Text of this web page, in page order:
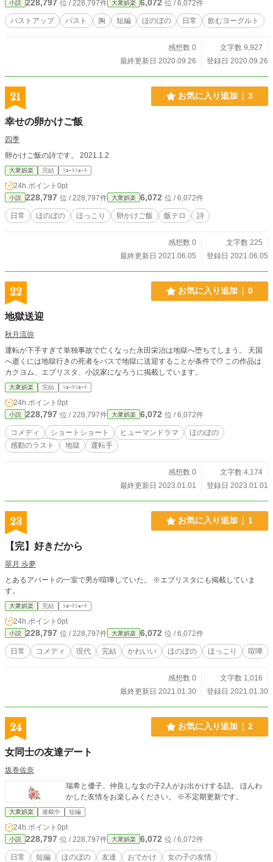
小説 228,797 位 / 228,797件 大衆娯楽 6,072 位 / 6,072件
バストアップ バスト 胸 短編 ほのぼの 日常 飲むヨーグルト
感想数 0
文字数 9,927
最終更新日 2020.09.26
登録日 2020.09.26
21 お気に入り追加 3
幸せの卵かけご飯
四季
卵かけご飯の詩です。 2021.1.2
大衆娯楽 完結 ｼｮｰﾄｼｮｰﾄ
24h.ポイント 0pt
小説 228,797 位 / 228,797件 大衆娯楽 6,072 位 / 6,072件
日常 ほのぼの ほっこり 卵かけご飯 飯テロ 詩
感想数 0
文字数 225
最終更新日 2021.06.05
登録日 2021.06.05
22 お気に入り追加 0
地獄送迎
秋月流弥
運転が下手すぎて単独事故で亡くなった永田栄治は地獄へ堕ちてしまう。 天国
へ逝くには地獄行きの死者をバスで地獄に送迎することが条件で!? この作品は
カクヨム、エブリスタ、小説家になろうに掲載しています。
大衆娯楽 完結 ｼｮｰﾄｼｮｰﾄ
24h.ポイント 0pt
小説 228,797 位 / 228,797件 大衆娯楽 6,072 位 / 6,072件
コメディ ショートショート ヒューマンドラマ
ほのぼの
感動のラスト
地獄 運転手
感想数 0
文字数 4,174
最終更新日 2023.01.01
登録日 2023.01.01
23 お気に入り追加 1
【完】好きだから
翠月 歩夢
とあるアパートの一室で男が喧嘩していた。 ※エブリスタにも掲載していま
す。
大衆娯楽 完結 ｼｮｰﾄｼｮｰﾄ
24h.ポイント 0pt
小説 228,797 位 / 228,797件 大衆娯楽 6,072 位 / 6,072件
日常 コメディ 現代 完結 かわいい ほのぼの ほっこり 喧嘩
感想数 0
文字数 1,016
最終更新日 2021.01.30
登録日 2021.01.30
24 お気に入り追加 2
女同士の友達デート
坂巻佐奈
瑞希と優子、仲良しな女の子2人がお出かけする話。 ほんわ
かした友情をお楽しみください。 ※不定期更新です。
大衆娯楽 連載中 短編
24h.ポイント 0pt
小説 228,797 位 / 228,797件 大衆娯楽 6,072 位 / 6,072件
日常 短編 ほのぼの 友達 おでかけ
女の子の友情